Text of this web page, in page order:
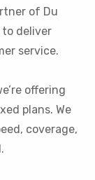
of Du
to deliver
service.
offering
plans. We
coverage,